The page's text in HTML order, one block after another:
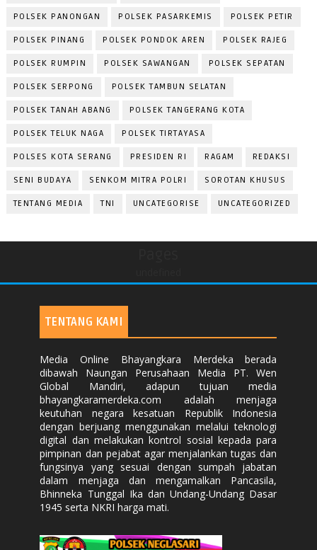
POLSEK PANONGAN POLSEK PASARKEMIS POLSEK PETIR
POLSEK PINANG POLSEK PONDOK AREN POLSEK RAJEG
POLSEK RUMPIN POLSEK SAWANGAN POLSEK SEPATAN
POLSEK SERPONG POLSEK TAMBUN SELATAN
POLSEK TANAH ABANG POLSEK TANGERANG KOTA
POLSEK TELUK NAGA POLSEK TIRTAYASA
POLSES KOTA SERANG PRESIDEN RI RAGAM REDAKSI
SENI BUDAYA SENKOM MITRA POLRI SOROTAN KHUSUS
TENTANG MEDIA TNI UNCATEGORISE UNCATEGORIZED
TENTANG KAMI
Media Online Bhayangkara Merdeka berada
dibawah Naungan Perusahaan Media PT. Wen
Global Mandiri, adapun tujuan media
bhayangkaramerdeka.com adalah menjaga
keutuhan negara kesatuan Republik Indonesia
dengan berjuang menggunakan melalui teknologi
digital dan melakukan kontrol sosial kepada para
pimpinan dan pejabat agar menjalankan tugas dan
fungsinya yang sesuai dengan sumpah jabatan
dalam menjaga dan mengamalkan Pancasila,
Bhinneka Tunggal Ika dan Undang-Undang Dasar
1945 serta NKRI harga mati.